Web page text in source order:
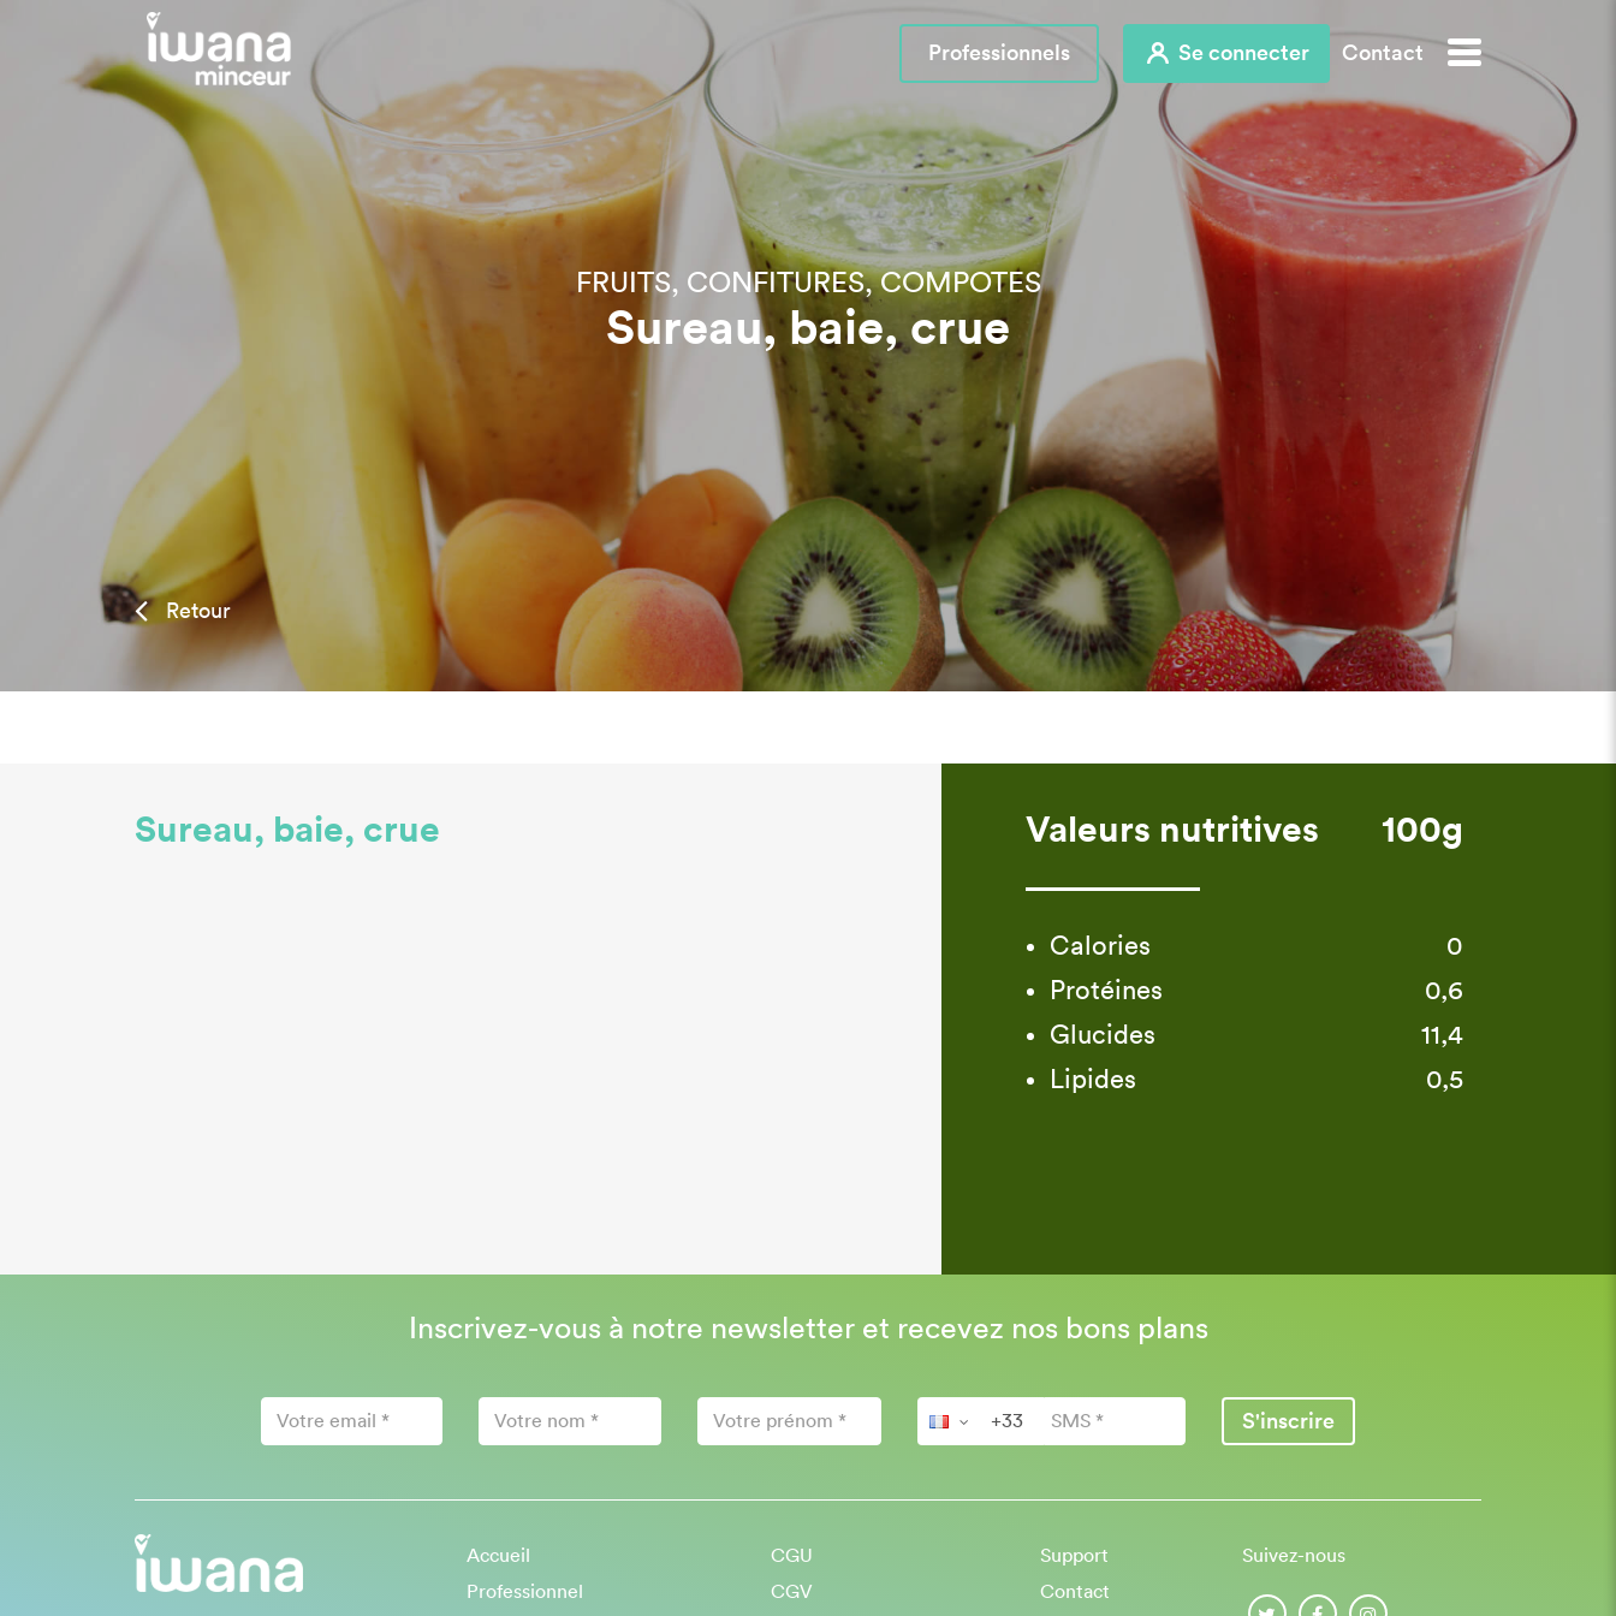
Professionnels Se connecter Contact
FRUITS, CONFITURES, COMPOTES
Sureau, baie, crue
Retour
Sureau, baie, crue Valeurs nutritives 100g
Calories
0
Protéines
0,6
Glucides
11,4
Lipides
0,5
Inscrivez-vous à notre newsletter et recevez nos bons plans
S'inscrire
Accueil
Professionnel
CGU
CGV
Support
Contact
Suivez-nous